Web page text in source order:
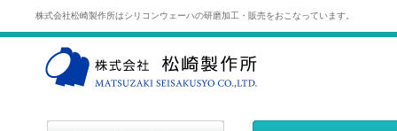
株式会社松崎製作所はシリコンウェーハの研磨加工・販売をおこなっています。